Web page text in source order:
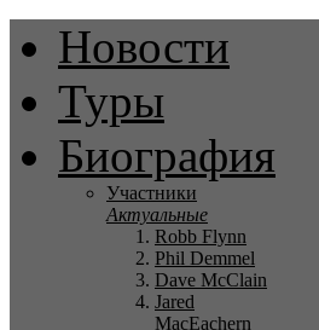
Новости
Туры
Биография
Участники
Актуальные
Robb Flynn
Phil Demmel
Dave McClain
Jared
MacEachern